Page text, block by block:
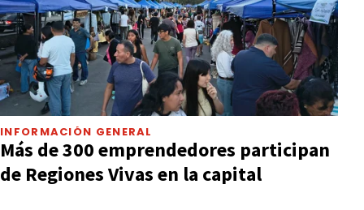
INFORMACIÓN GENERAL
Más de 300 emprendedores participan
de Regiones Vivas en la capital